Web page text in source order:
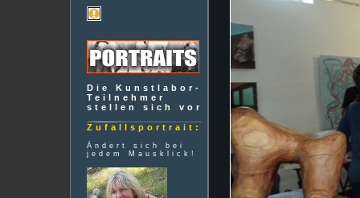
Die Kunstlabor-
Teilnehmer
stellen sich vor
Zufallsportrait:
Ändert sich bei
jedem Mausklick!